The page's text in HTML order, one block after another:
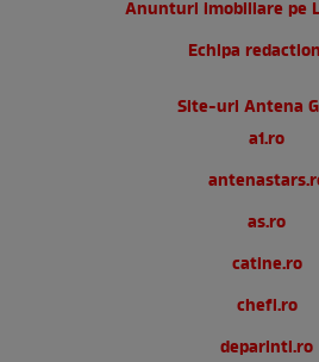
Anunturi imobiliare pe
Echipa
Site-uri Antena
a1.ro
as.ro
catine.ro
chefi.ro
deparinti.ro